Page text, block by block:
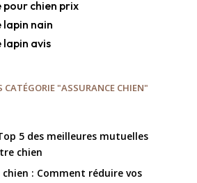
pour chien prix
lapin nain
lapin avis
CATÉGORIE "ASSURANCE CHIEN"
5 des meilleures mutuelles
chien
: Comment réduire vos